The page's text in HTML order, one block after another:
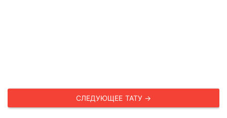
СЛЕДУЮЩЕЕ ТАТУ →